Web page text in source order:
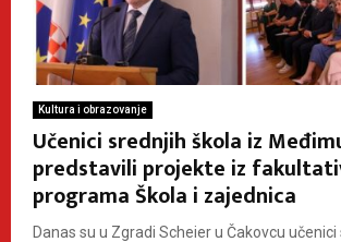
Kultura i obrazovanje
Učenici srednjih škola iz
predstavili projekte iz
programa Škola i zajednica
Danas su u Zgradi Scheier u Čakovcu